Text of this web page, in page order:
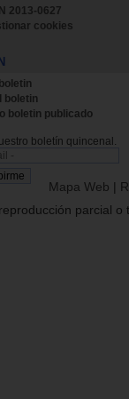
2013-0627
cookies
boletin
boletin publicado
boletín quincenal.
Mapa Web |
parcial o